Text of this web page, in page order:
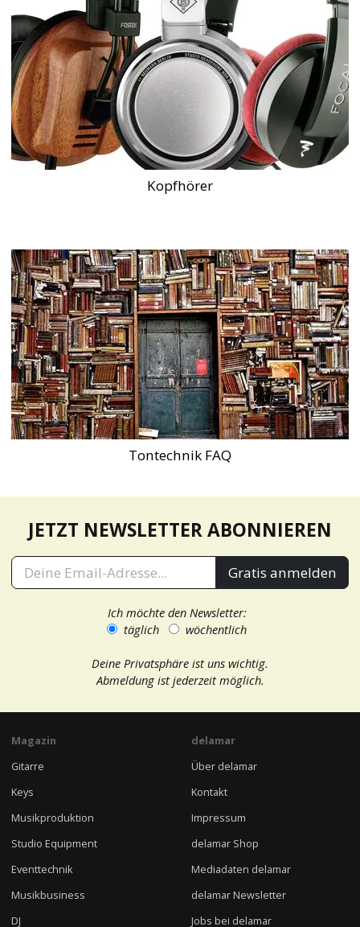
Kopfhörer
Tontechnik FAQ
JETZT NEWSLETTER ABONNIEREN
Gratis anmelden
Ich möchte den Newsletter:
täglich
wöchentlich
Deine Privatsphäre ist uns wichtig.
Abmeldung ist jederzeit möglich.
Magazin
Gitarre
Keys
Musikproduktion
Studio Equipment
Eventtechnik
Musikbusiness
DJ
delamar
Über delamar
Kontakt
Impressum
delamar Shop
Mediadaten delamar
delamar Newsletter
Jobs bei delamar